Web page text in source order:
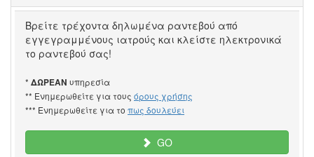
Βρείτε τρέχοντα δηλωμένα ραντεβού από
εγγεγραμμένους ιατρούς και κλείστε ηλεκτρονικά
το ραντεβού σας!
* ΔΩΡΕΑΝ υπηρεσία
** Ενημερωθείτε για τους όρους χρήσης
*** Ενημερωθείτε για το πως δουλεύει
GO